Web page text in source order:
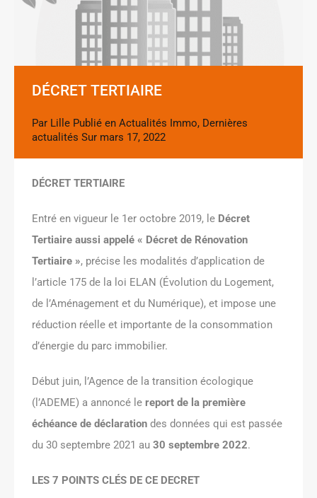
DÉCRET TERTIAIRE
Par Lille Publié en Actualités Immo, Dernières
actualités Sur mars 17, 2022
DÉCRET TERTIAIRE
Entré en vigueur le 1er octobre 2019, le Décret
Tertiaire aussi appelé « Décret de Rénovation
Tertiaire », précise les modalités d’application de
l’article 175 de la loi ELAN (Évolution du Logement,
de l’Aménagement et du Numérique), et impose une
réduction réelle et importante de la consommation
d’énergie du parc immobilier.
Début juin, l’Agence de la transition écologique
(l’ADEME) a annoncé le report de la première
échéance de déclaration des données qui est passée
du 30 septembre 2021 au 30 septembre 2022.
LES 7 POINTS CLÉS DE CE DECRET